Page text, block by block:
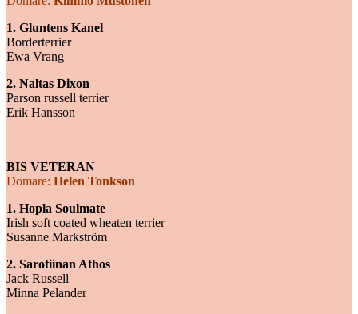
1. Gluntens Kanel
Borderterrier
Ewa Vrang
2. Naltas Dixon
Parson russell terrier
Erik Hansson
BIS VETERAN
Domare: Helen Tonkson
1. Hopla Soulmate
Irish soft coated wheaten terrier
Susanne Markström
2. Sarotiinan Athos
Jack Russell
Minna Pelander